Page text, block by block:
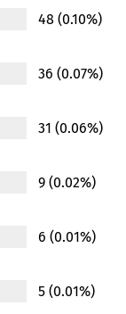
48 (0.10%)
36 (0.07%)
31 (0.06%)
9 (0.02%)
6 (0.01%)
5 (0.01%)